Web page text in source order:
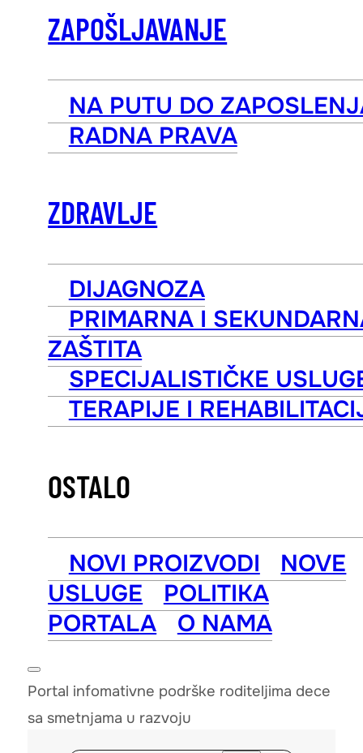
ZAPOŠLJAVANJE
NA PUTU DO
RADNA PRAVA
ZDRAVLJE
DIJAGNOZA
PRIMARNA I
ZAŠTITA
SPECIJALISTIČKE
TERAPIJE I
OSTALO
NOVI PROIZVODI
NOVE
USLUGE
POLITIKA
PORTALA
O NAMA
Portal infomativne podrške roditeljima dece
sa smetnjama u razvoju